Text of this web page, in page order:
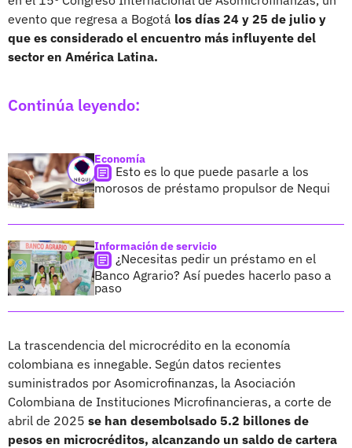
evento que regresa a Bogotá los días 24 y 25 de julio y
que es considerado el encuentro más influyente del
sector en América Latina.
Continúa leyendo:
Economía
Esto es lo que puede pasarle a los
morosos de préstamo propulsor de Nequi
Información de servicio
¿Necesitas pedir un préstamo en el
Banco Agrario? Así puedes hacerlo paso a
paso
La trascendencia del microcrédito en la economía
colombiana es innegable. Según datos recientes
suministrados por Asomicrofinanzas, la Asociación
Colombiana de Instituciones Microfinancieras, a corte de
abril de 2025 se han desembolsado 5.2 billones de
pesos en microcréditos, alcanzando un saldo de cartera